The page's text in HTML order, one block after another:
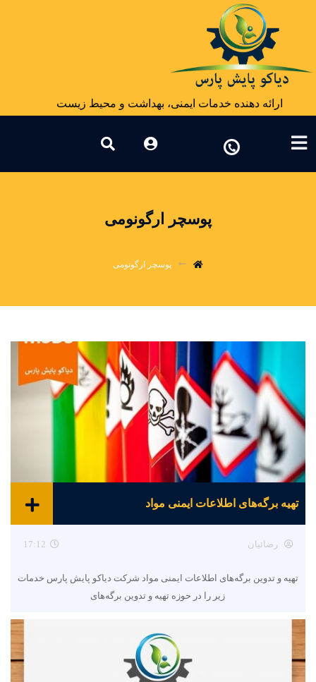
ارائه دهنده خدمات ایمنی، بهداشت و محیط زیست
پوسچر ارگونومی
پوسچر ارگونومی
تهیه برگه‌های اطلاعات ایمنی مواد
رضائیان 17:12
تهیه و تدوین برگه‌های اطلاعات ایمنی مواد شرکت دیاکو پایش پارس خدمات
زیر را در حوزه تهیه و تدوین برگه‌های